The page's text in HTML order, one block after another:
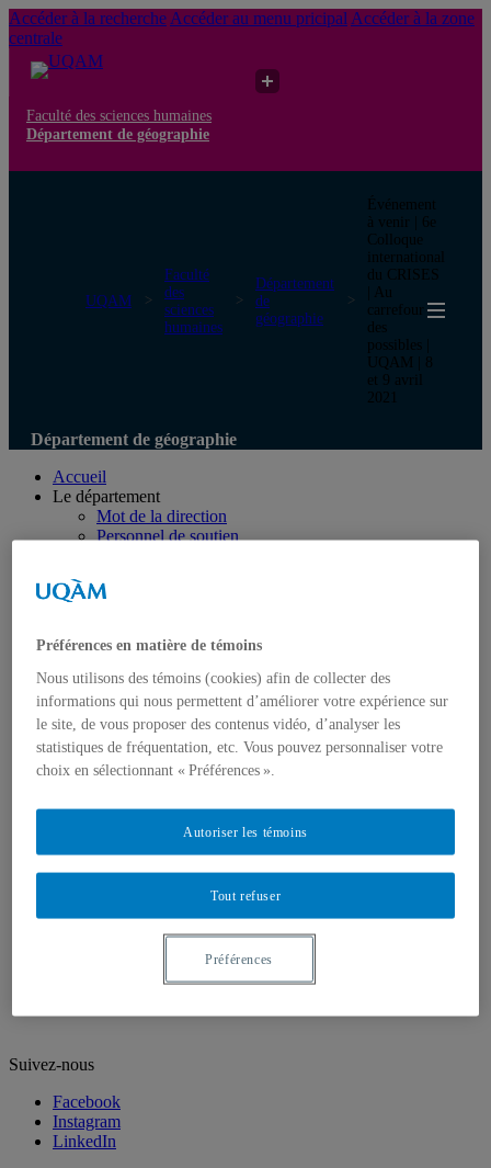
Accéder à la recherche Accéder au menu pricipal Accéder à la zone
centrale
Faculté des sciences humaines
Département de géographie
UQAM
Faculté
des
sciences
humaines
Département
de
géographie
Événement
à venir | 6e
Colloque
international
du CRISES
| Au
carrefour
des
possibles |
UQAM | 8
et 9 avril
2021
Département de géographie
Accueil
Le département
Mot de la direction
Personnel de soutien
Programmes
Premier cycle
Directions des programmes
Corps enseignant
Professeur.e.s régulie.è.r.e.s
Professeur.e.s associé.e.s
Professeur.e.s invité.e.s
Chargé.e.s de cours de géographie
Recherche
Régles d’éthique
Axes de recherche
Publications
Mémoires et thèses
Géographie à UQAM.tv
Revue de presse
Suivez-nous
Facebook
Instagram
LinkedIn
Préférences en matière de témoins
Nous utilisons des témoins (cookies) afin de collecter des
informations qui nous permettent d’améliorer votre expérience sur
le site, de vous proposer des contenus vidéo, d’analyser les
statistiques de fréquentation, etc. Vous pouvez personnaliser votre
choix en sélectionnant « Préférences ».
Tout refuser
Autoriser les témoins
Préférences